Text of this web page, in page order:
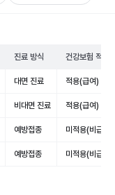
진료 방식 건강보험 적용
대면 진료 적용(급여)
비대면 진료 적용(급여)
예방접종 미적용(비급여)
예방접종 미적용(비급여)